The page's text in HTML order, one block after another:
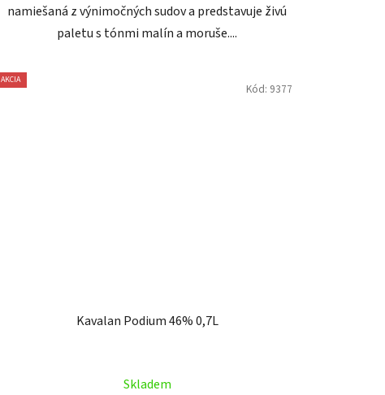
namiešaná z výnimočných sudov a predstavuje živú
paletu s tónmi malín a moruše....
AKCIA
Kavalan Podium 46% 0,7L
Skladem
Kód: 9377